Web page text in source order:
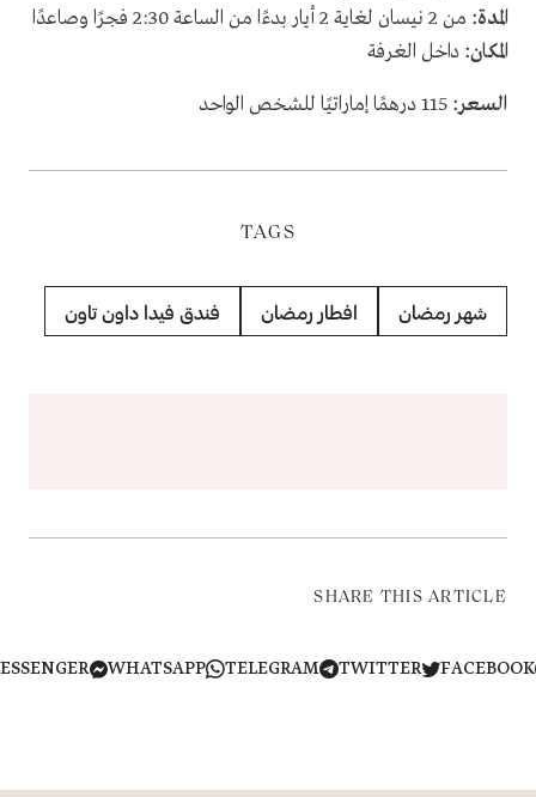
المدة:من 2 نيسان لغاية 2 أيار بدءًا من الساعة 2:30 فجرًا وصاعدًا
المكان:داخل الغرفة
السعر:115 درهمًا إماراتيًا للشخص الواحد
TAGS
شهر رمضان افطار رمضان فندق فيدا داون تاون
SHARE THIS ARTICLE
TWITTER
TELEGRAM
WHATSAPP
MESSENGER